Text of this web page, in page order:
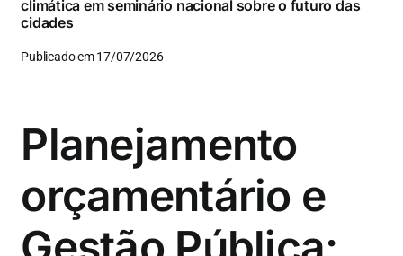
climática em seminário nacional sobre o futuro das
cidades
Publicado em 17/07/2026
Planejamento
orçamentário e